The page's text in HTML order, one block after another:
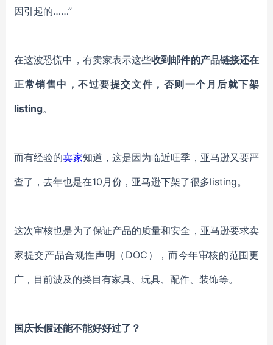
因引起的……”
在这波恐慌中，有卖家表示这些收到邮件的产品链接还在
正常销售中，不过要提交文件，否则一个月后就下架
listing。
而有经验的卖家知道，这是因为临近旺季，亚马逊又要严
查了，去年也是在10月份，亚马逊下架了很多listing。
这次审核也是为了保证产品的质量和安全，亚马逊要求卖
家提交产品合规性声明（ DOC），而今年审核的范围更
广，目前波及的类目有家具、玩具、配件、装饰等。
国庆长假还能不能好好过了？